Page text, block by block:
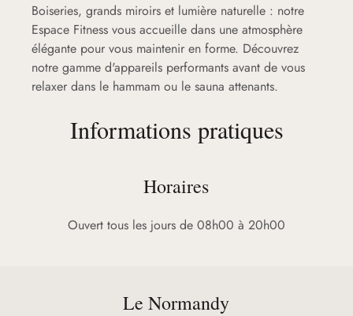
Boiseries, grands miroirs et lumière naturelle : notre
Espace Fitness vous accueille dans une atmosphère
élégante pour vous maintenir en forme. Découvrez
notre gamme d'appareils performants avant de vous
relaxer dans le hammam ou le sauna attenants.
Informations pratiques
Horaires
Ouvert tous les jours de 08h00 à 20h00
Le Normandy